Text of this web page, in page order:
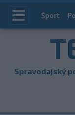
Index
Šport
Spravodajský